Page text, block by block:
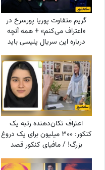
گریم متفاوت پوریا پورسرخ در
«اعتراف می‌کنم» + همه آنچه
درباره این سریال پلیسی باید
بدانید
اعتراف تکان‌دهنده رتبه یک
کنکور: 300 میلیون برای یک دروغ
بزرگ! / مافیای کنکور قصد
داشت...